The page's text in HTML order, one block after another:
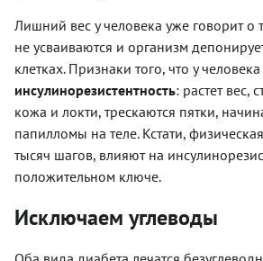
Лишний вес у человека уже говорит о
не усваиваются и организм
клетках. Признаки того, что у
инсулинорезистентность: растет вес,
кожа и локти, трескаются пятки,
папилломы на теле. Кстати,
тысяч шагов, влияют на
положительном ключе.
Исключаем углеводы